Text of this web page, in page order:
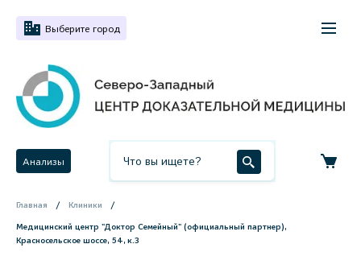
Выберите город
Анализы
Главная Клиники
Медицинский центр "Доктор Семейный" (официальный партнер),
Красносельское шоссе, 54, к.3